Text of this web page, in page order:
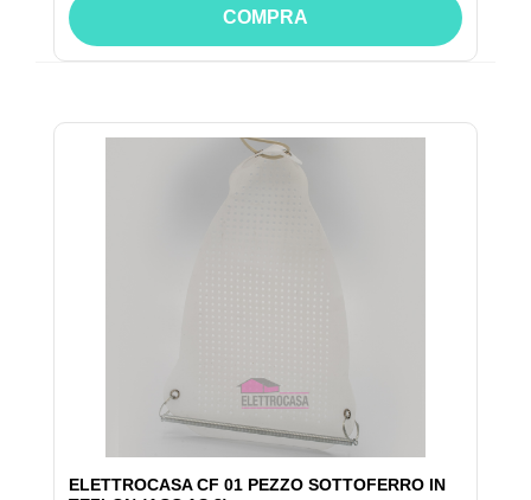
COMPRA
ELETTROCASA CF 01 PEZZO SOTTOFERRO IN